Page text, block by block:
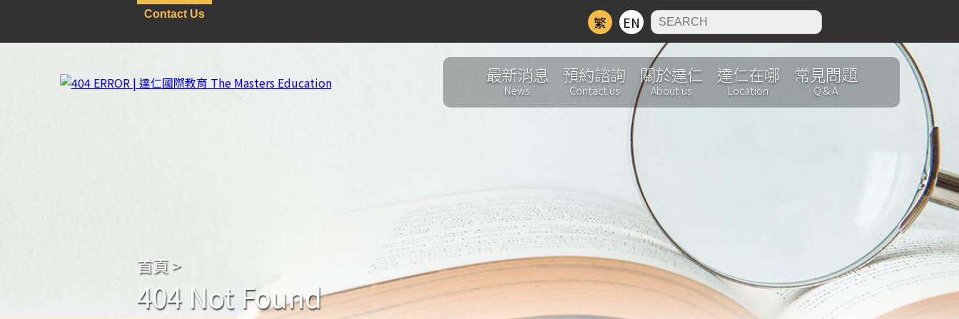
Contact Us 繁 EN
最新消息
News
預約諮詢
Contact us
關於達仁
About us
達仁在哪
Location
常見問題
Q & A
首頁>
404 Not Found